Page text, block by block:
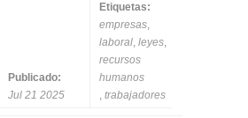
Publicado:
Jul 21 2025
Etiquetas:
empresas,
laboral, leyes,
recursos
humanos
, trabajadores